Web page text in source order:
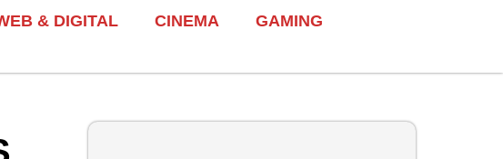
& DIGITAL CINEMA GAMING